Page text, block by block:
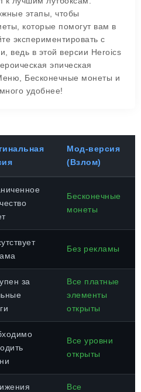
этапы, чтобы
которые помогут вам в
экспериментировать с
ведь в этой версии Heroics
эпическая
Бесконечные монеты и
удобнее!
Мод-версия
(Взлом)
Бесконечные
монеты
Без рекламы
за
Все платные
элементы
открыты
Все уровни
открыты
Все